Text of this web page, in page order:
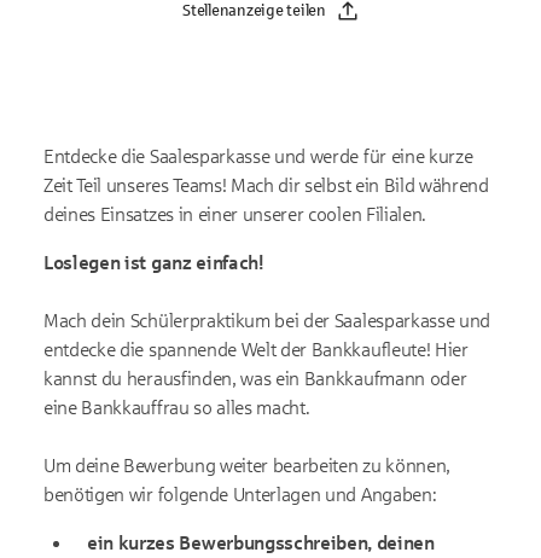
Stellenanzeige teilen
Entdecke die Saalesparkasse und werde für eine kurze
Zeit Teil unseres Teams! Mach dir selbst ein Bild während
deines Einsatzes in einer unserer coolen Filialen.
Loslegen ist ganz einfach!
Mach dein Schülerpraktikum bei der Saalesparkasse und
entdecke die spannende Welt der Bankkaufleute! Hier
kannst du herausfinden, was ein Bankkaufmann oder
eine Bankkauffrau so alles macht.
Um deine Bewerbung weiter bearbeiten zu können,
benötigen wir folgende Unterlagen und Angaben:
ein kurzes Bewerbungsschreiben, deinen